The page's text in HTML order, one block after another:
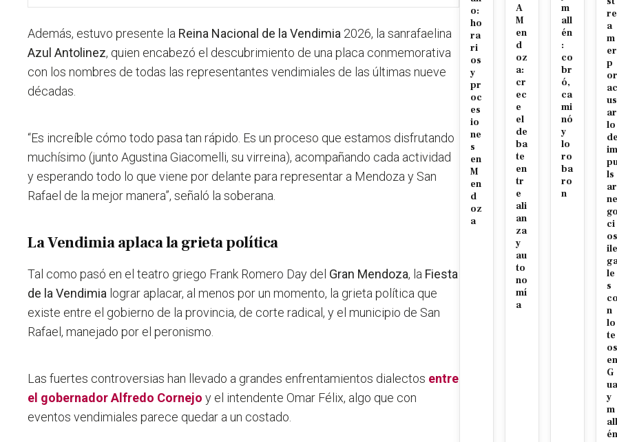
Además, estuvo presente la Reina Nacional de la Vendimia 2026, la sanrafaelina
Azul Antolinez, quien encabezó el descubrimiento de una placa conmemorativa
con los nombres de todas las representantes vendimiales de las últimas nueve
décadas.
“Es increíble cómo todo pasa tan rápido. Es un proceso que estamos disfrutando
muchísimo (junto Agustina Giacomelli, su virreina), acompañando cada actividad
y esperando todo lo que viene por delante para representar a Mendoza y San
Rafael de la mejor manera”, señaló la soberana.
La Vendimia aplaca la grieta política
Tal como pasó en el teatro griego Frank Romero Day del Gran Mendoza, la Fiesta
de la Vendimia lograr aplacar, al menos por un momento, la grieta política que
existe entre el gobierno de la provincia, de corte radical, y el municipio de San
Rafael, manejado por el peronismo.
Las fuertes controversias han llevado a grandes enfrentamientos dialectos entre
el gobernador Alfredo Cornejo y el intendente Omar Félix, algo que con
eventos vendimiales parece quedar a un costado.
o:
ho
ra
ri
os
y
pr
oc
es
io
ne
s
en
M
en
d
oz
a
A
M
en
d
oz
a:
cr
ec
e
el
de
ba
te
en
tr
e
ali
an
za
y
au
to
no
mí
a
m
all
én
:
co
br
ó,
ca
mi
nó
y
lo
ro
ba
ro
n
re
a
m
er
p
or
ac
us
ar
lo
de
im
ls
ar
ne
go
ci
os
ile
le
s
co
n
lo
te
os
en
G
ua
y
m
all
én